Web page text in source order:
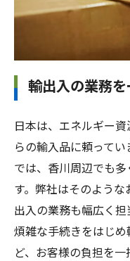
輸出入の業務
日本は、エネルギー
らの輸入品に頼って
では、香川周辺でも
す。弊社はそのよう
出入の業務も幅広く
煩雑な手続きをはじ
ど、お客様の負担を一